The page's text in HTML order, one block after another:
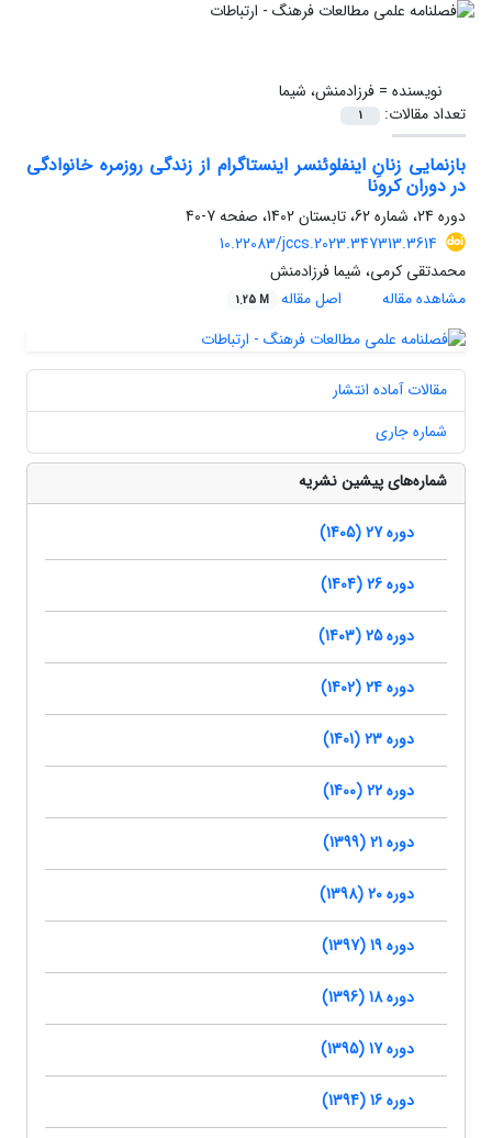
نویسنده =فرزادمنش، شیما
تعداد مقالات:
1
بازنمایی زنانِ اینفلوئنسر اینستاگرام از زندگی روزمره خانوادگی
در دوران کرونا
دوره 24، شماره 62، تابستان 1402، صفحه
7-40
10.22083/jccs.2023.347313.3614
محمدتقی کرمی، شیما فرزادمنش
مشاهده مقاله
اصل مقاله 1.25 M
مقالات آماده انتشار
شماره جاری
شماره‌های پیشین نشریه
دوره 27 (1405)
دوره 26 (1404)
دوره 25 (1403)
دوره 24 (1402)
دوره 23 (1401)
دوره 22 (1400)
دوره 21 (1399)
دوره 20 (1398)
دوره 19 (1397)
دوره 18 (1396)
دوره 17 (1395)
دوره 16 (1394)